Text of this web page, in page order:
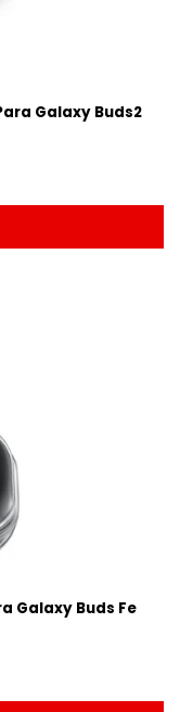
Galaxy Buds2
Galaxy Buds Fe